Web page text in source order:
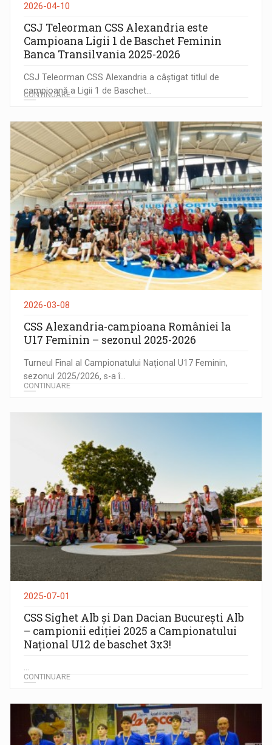
2026-04-10
CSJ Teleorman CSS Alexandria este
Campioana Ligii 1 de Baschet Feminin
Banca Transilvania 2025-2026
CSJ Teleorman CSS Alexandria a câștigat titlul de
campioană a Ligii 1 de Baschet...
CONTINUARE
2026-03-08
CSS Alexandria-campioana României la
U17 Feminin – sezonul 2025-2026
Turneul Final al Campionatului Național U17 Feminin,
sezonul 2025/2026, s-a î...
CONTINUARE
2025-07-01
CSS Sighet Alb și Dan Dacian București Alb
– campionii ediției 2025 a Campionatului
Național U12 de baschet 3x3!
CONTINUARE